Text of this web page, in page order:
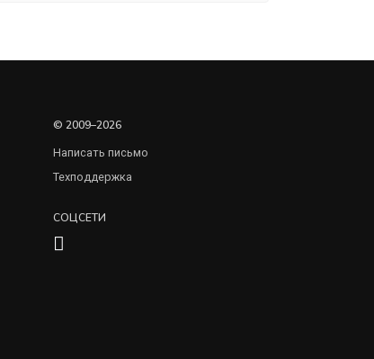
© 2009–2026
Написать письмо
Техподдержка
СОЦСЕТИ